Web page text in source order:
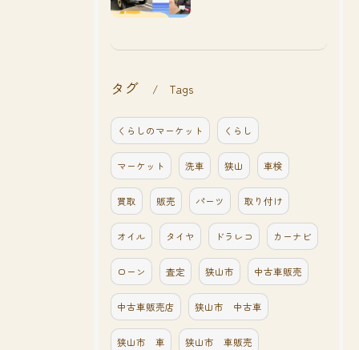
タグ Tags
くらしのマーケット くらし
マーケット 洗車 狭山 車検
買取 販売 パーツ 取り付け
オイル タイヤ ドラレコ カーナビ
ローン 査定 狭山市 中古車販売
中古車販売店 狭山市 中古車
狭山市 車 狭山市 車販売